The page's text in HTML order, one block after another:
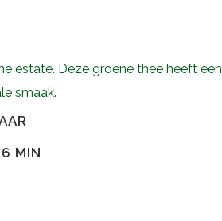
estate. Deze groene thee heeft een
smaak.
MIN